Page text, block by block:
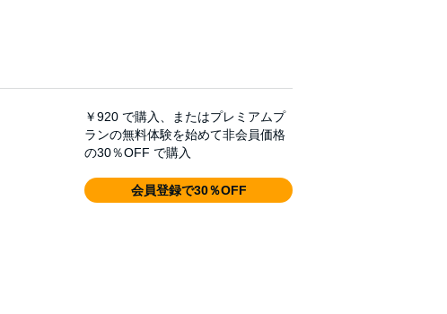
￥920 で購入、またはプレミアムプ
ランの無料体験を始めて非会員価格
の30％OFF で購入
会員登録で30％OFF